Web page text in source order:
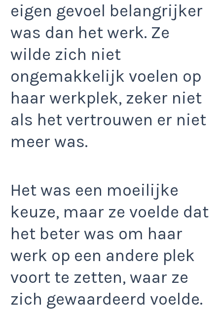
eigen gevoel belangrijker
was dan het werk. Ze
wilde zich niet
ongemakkelijk voelen op
haar werkplek, zeker niet
als het vertrouwen er niet
meer was.
Het was een moeilijke
keuze, maar ze voelde dat
het beter was om haar
werk op een andere plek
voort te zetten, waar ze
zich gewaardeerd voelde.